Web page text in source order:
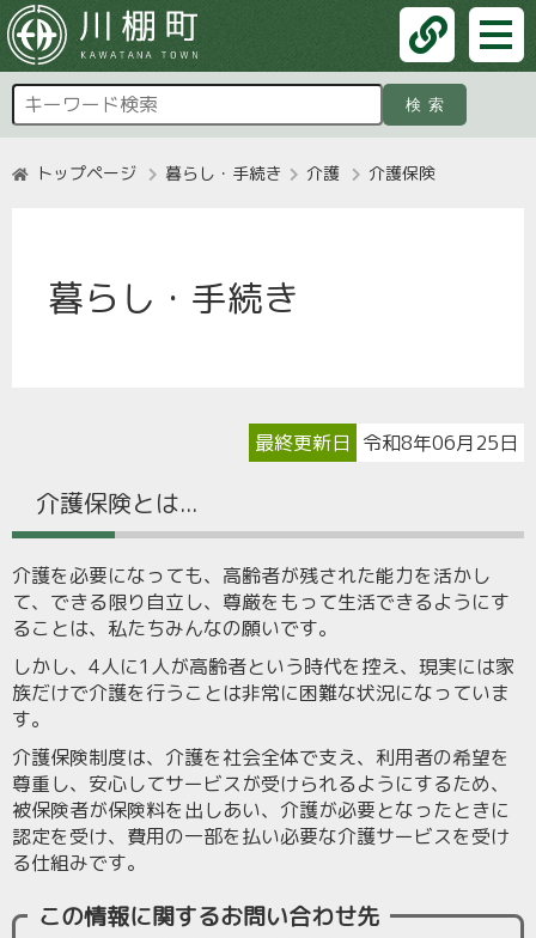
検索
トップページ 暮らし・手続き 介護 介護保険
暮らし・手続き
最終更新日 令和8年06月25日
介護保険とは...
介護を必要になっても、高齢者が残された能力を活かし
て、できる限り自立し、尊厳をもって生活できるようにす
ることは、私たちみんなの願いです。
しかし、4人に1人が高齢者という時代を控え、現実には家
族だけで介護を行うことは非常に困難な状況になっていま
す。
介護保険制度は、介護を社会全体で支え、利用者の希望を
尊重し、安心してサービスが受けられるようにするため、
被保険者が保険料を出しあい、介護が必要となったときに
認定を受け、費用の一部を払い必要な介護サービスを受け
る仕組みです。
この情報に関するお問い合わせ先